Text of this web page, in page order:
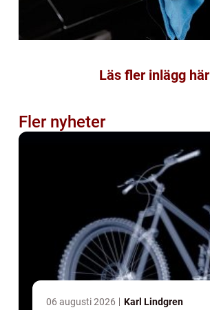
Läs fler inlägg här
Fler nyheter
06 augusti 2026 Karl Lindgren